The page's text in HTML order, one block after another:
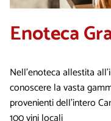
Enoteca
Nell’enoteca allestita
conoscere la vasta
provenienti dell’intero